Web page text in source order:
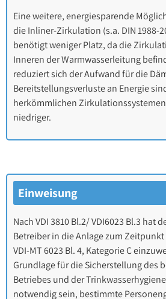
Eine weitere, energiesparende
die Inliner-Zirkulation (s.a. DIN 1988-
benötigt weniger Platz, da die
Inneren der Warmwasserleitung
reduziert sich der Aufwand für die
Bereitstellungsverluste an Energie
herkömmlichen Zirkulationssystemen
niedriger.
Einweisung
Nach VDI 3810 Bl.2/ VDI6023 Bl.3 hat
Betreiber in die Anlage zum
VDI-MT 6023 Bl. 4, Kategorie C
Grundlage für die Sicherstellung des
Betriebes und der
notwendig sein, bestimmte